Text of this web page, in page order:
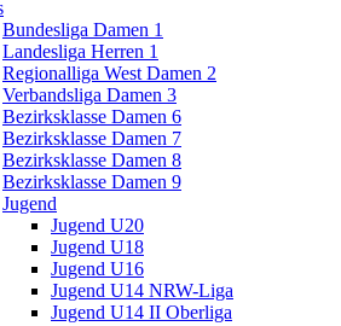
Bundesliga Damen 1
Landesliga Herren 1
Regionalliga West Damen 2
Verbandsliga Damen 3
Bezirksklasse Damen 6
Bezirksklasse Damen 7
Bezirksklasse Damen 8
Bezirksklasse Damen 9
Jugend
Jugend U20
Jugend U18
Jugend U16
Jugend U14 NRW-Liga
Jugend U14 II Oberliga